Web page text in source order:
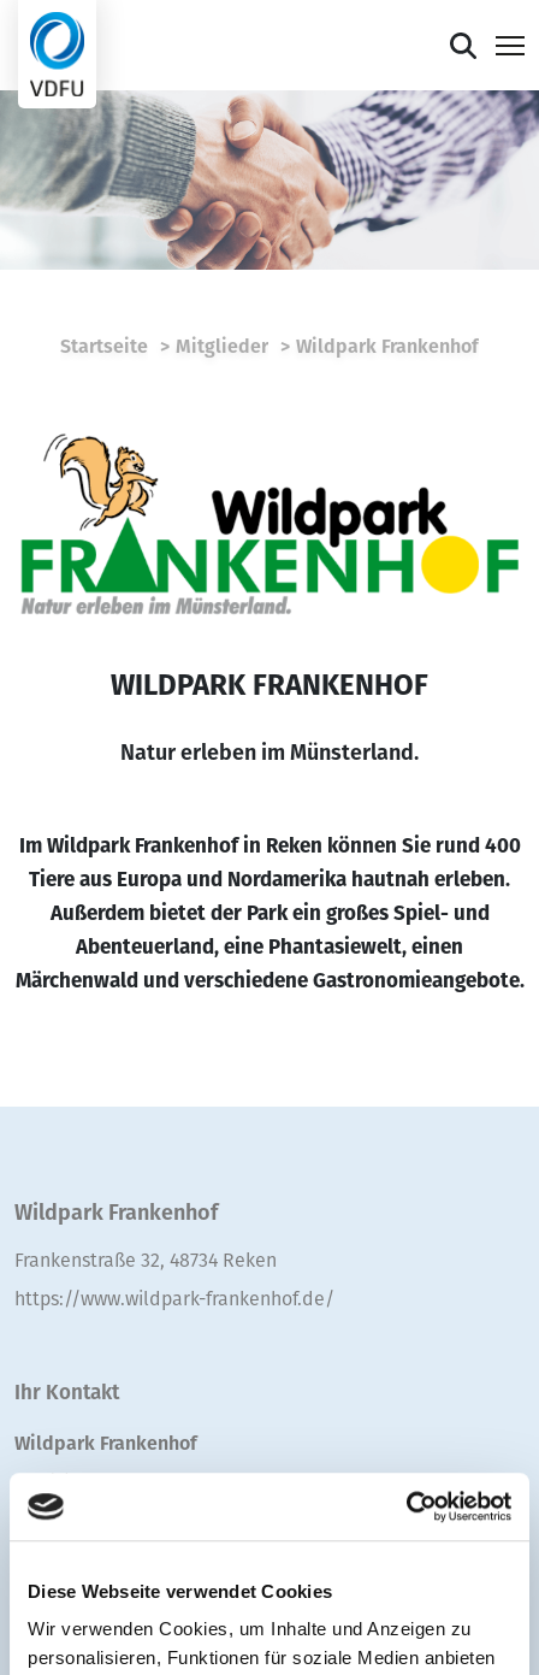
Diese Webseite verwendet Cookies
Wir verwenden Cookies, um Inhalte und Anzeigen zu
personalisieren, Funktionen für soziale Medien anbieten
Mitgliederportal
Verband
Mitglieder
Die faire Sieben
Startseite Mitglieder Wildpark Frankenhof
WILDPARK FRANKENHOF
Natur erleben im Münsterland.
Im Wildpark Frankenhof in Reken können Sie rund 400
Tiere aus Europa und Nordamerika hautnah erleben.
Außerdem bietet der Park ein großes Spiel- und
Abenteuerland, eine Phantasiewelt, einen
Märchenwald und verschiedene Gastronomieangebote.
Wildpark Frankenhof
Frankenstraße 32, 48734 Reken
https://www.wildpark-frankenhof.de/
Ihr Kontakt
Wildpark Frankenhof
E-Mail senden